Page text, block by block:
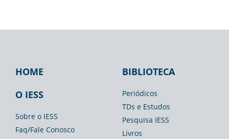
Footer
IESS
HOME
O IESS
Sobre o IESS
Faq/Fale Conosco
Footer
Biblioteca
BIBLIOTECA
Periódicos
TDs e Estudos
Pesquisa IESS
Livros
Footer
Espaço
Imprensa